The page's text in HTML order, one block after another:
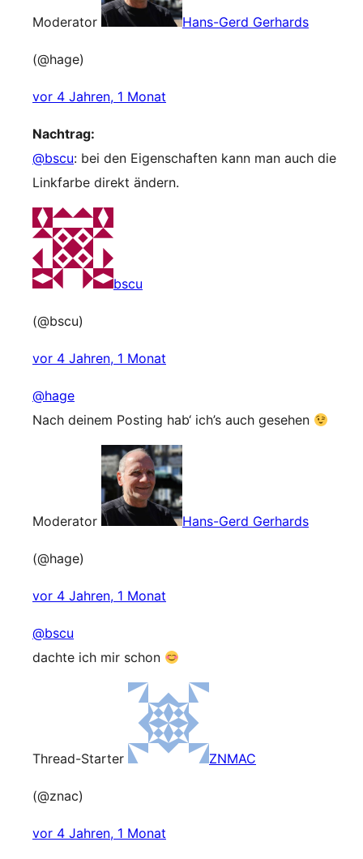
Moderator Hans-Gerd Gerhards
(@hage)
vor 4 Jahren, 1 Monat
Nachtrag:
@bscu: bei den Eigenschaften kann man auch die
Linkfarbe direkt ändern.
bscu
(@bscu)
vor 4 Jahren, 1 Monat
@hage
Nach deinem Posting hab‘ ich’s auch gesehen
Moderator Hans-Gerd Gerhards
(@hage)
vor 4 Jahren, 1 Monat
@bscu
dachte ich mir schon
Thread-Starter ZNMAC
(@znac)
vor 4 Jahren, 1 Monat